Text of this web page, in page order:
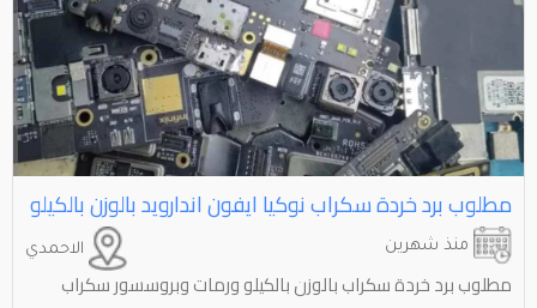
مطلوب برد خردة سكراب نوكيا ايفون اندارويد بالوزن بالكيلو
الاحمدي منذ شهرين
مطلوب برد خردة سكراب بالوزن بالكيلو ورمات وبروسسور سكراب